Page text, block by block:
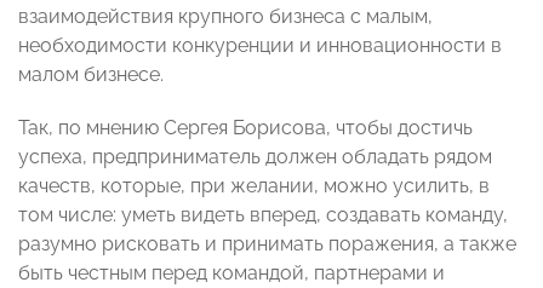
взаимодействия крупного бизнеса с малым,
необходимости конкуренции и инновационности в
малом бизнесе.
Так, по мнению Сергея Борисова, чтобы достичь
успеха, предприниматель должен обладать рядом
качеств, которые, при желании, можно усилить, в
том числе: уметь видеть вперед, создавать команду,
разумно рисковать и принимать поражения, а также
быть честным перед командой, партнерами и